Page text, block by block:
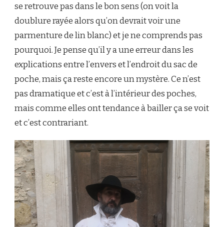
se retrouve pas dans le bon sens (on voit la
doublure rayée alors qu’on devrait voir une
parmenture de lin blanc) et je ne comprends pas
pourquoi. Je pense qu’il y a une erreur dans les
explications entre l’envers et l’endroit du sac de
poche, mais ça reste encore un mystère. Ce n’est
pas dramatique et c’est à l’intérieur des poches,
mais comme elles ont tendance à bailler ça se voit
et c’est contrariant.